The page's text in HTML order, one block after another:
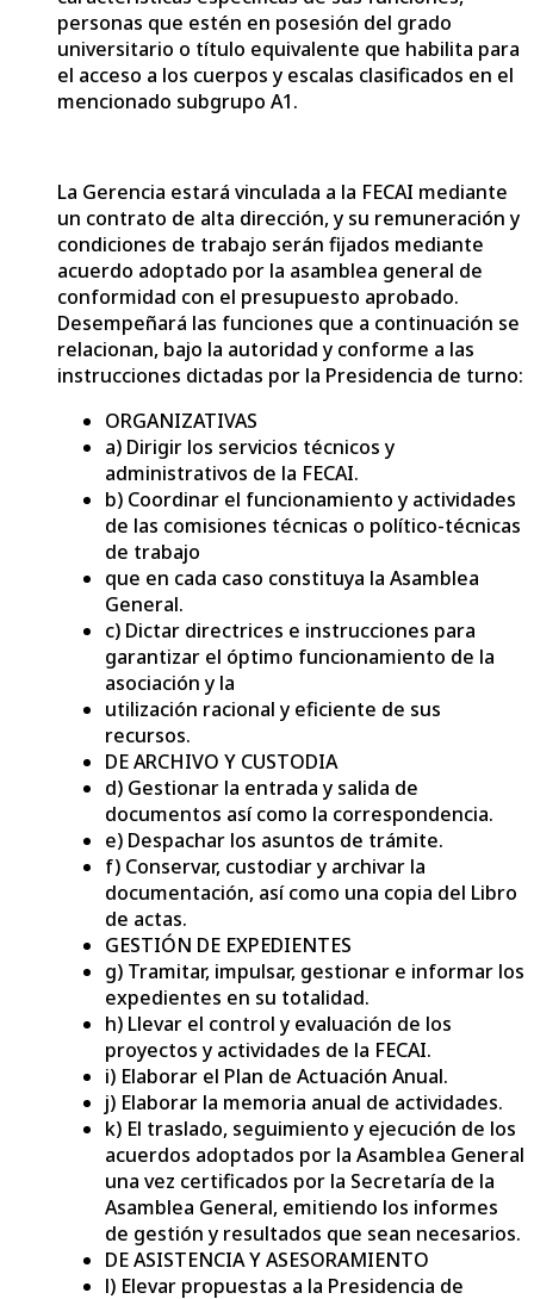
personas que estén en posesión del grado
universitario o título equivalente que habilita para
el acceso a los cuerpos y escalas clasificados en el
mencionado subgrupo A1.
La Gerencia estará vinculada a la FECAI mediante
un contrato de alta dirección, y su remuneración y
condiciones de trabajo serán fijados mediante
acuerdo adoptado por la asamblea general de
conformidad con el presupuesto aprobado.
Desempeñará las funciones que a continuación se
relacionan, bajo la autoridad y conforme a las
instrucciones dictadas por la Presidencia de turno:
ORGANIZATIVAS
a) Dirigir los servicios técnicos y
administrativos de la FECAI.
b) Coordinar el funcionamiento y actividades
de las comisiones técnicas o político-técnicas
de trabajo
que en cada caso constituya la Asamblea
General.
c) Dictar directrices e instrucciones para
garantizar el óptimo funcionamiento de la
asociación y la
utilización racional y eficiente de sus
recursos.
DE ARCHIVO Y CUSTODIA
d) Gestionar la entrada y salida de
documentos así como la correspondencia.
e) Despachar los asuntos de trámite.
f) Conservar, custodiar y archivar la
documentación, así como una copia del Libro
de actas.
GESTIÓN DE EXPEDIENTES
g) Tramitar, impulsar, gestionar e informar los
expedientes en su totalidad.
h) Llevar el control y evaluación de los
proyectos y actividades de la FECAI.
i) Elaborar el Plan de Actuación Anual.
j) Elaborar la memoria anual de actividades.
k) El traslado, seguimiento y ejecución de los
acuerdos adoptados por la Asamblea General
una vez certificados por la Secretaría de la
Asamblea General, emitiendo los informes
de gestión y resultados que sean necesarios.
DE ASISTENCIA Y ASESORAMIENTO
l) Elevar propuestas a la Presidencia de